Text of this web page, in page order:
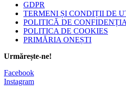
GDPR
TERMENI ȘI CONDIȚII DE
POLITICĂ DE
POLITICA DE COOKIES
PRIMĂRIA ONEȘTI
Urmărește-ne!
Facebook
Instagram